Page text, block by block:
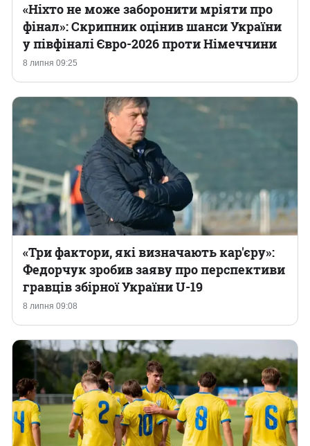
8 липня 09:25
«Ніхто не може заборонити мріяти про
фінал»: Скрипник оцінив шанси України
у півфіналі Євро-2026 проти Німеччини
8 липня 09:08
«Три фактори, які визначають кар'єру»:
Федорчук зробив заяву про перспективи
гравців збірної України U-19